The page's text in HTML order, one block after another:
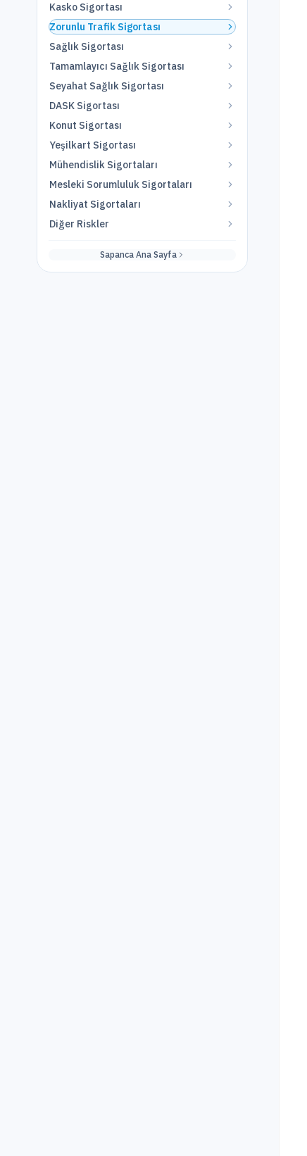
Kasko Sigortası
Zorunlu Trafik Sigortası
Sağlık Sigortası
Tamamlayıcı Sağlık Sigortası
Seyahat Sağlık Sigortası
DASK Sigortası
Konut Sigortası
Yeşilkart Sigortası
Mühendislik Sigortaları
Mesleki Sorumluluk Sigortaları
Nakliyat Sigortaları
Diğer Riskler
SapancaAna Sayfa